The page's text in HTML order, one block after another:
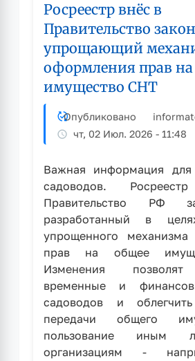
неиспользования
земельных
участков
Росреестр внёс в
Правительство
упрощающий
оформления прав
имущество СНТ
Опубликовано
чт, 02 Июл. 2026 - 11:48
Важная информация
садоводов.
Правительство РФ
разработанный в
упрощенного механизма
прав на общее
Изменения позволят
временные и
садоводов и
передачи общего
пользование иным
организациям -